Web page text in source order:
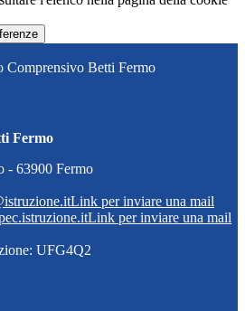
Comprensivo Betti Fermo
Fermo
- 63900 Fermo
Link per inviare una mail
Link per inviare una mail
UFG4Q2